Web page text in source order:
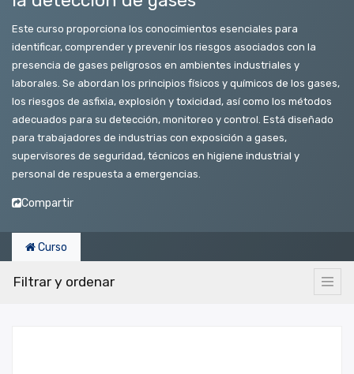
Este curso proporciona los conocimientos esenciales para
identificar, comprender y prevenir los riesgos asociados con la
presencia de gases peligrosos en ambientes industriales y
laborales. Se abordan los principios físicos y químicos de los gases,
los riesgos de asfixia, explosión y toxicidad, así como los métodos
adecuados para su detección, monitoreo y control. Está diseñado
para trabajadores de industrias con exposición a gases,
supervisores de seguridad, técnicos en higiene industrial y
personal de respuesta a emergencias.
Compartir
Curso
Filtrar y ordenar